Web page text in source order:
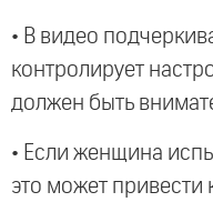
• В видео
контролирует
должен быть
• Если женщина
это может